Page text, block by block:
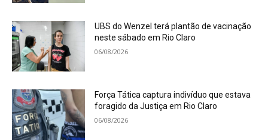
UBS do Wenzel terá plantão de vacinação
neste sábado em Rio Claro
06/08/2026
Força Tática captura indivíduo que estava
foragido da Justiça em Rio Claro
06/08/2026